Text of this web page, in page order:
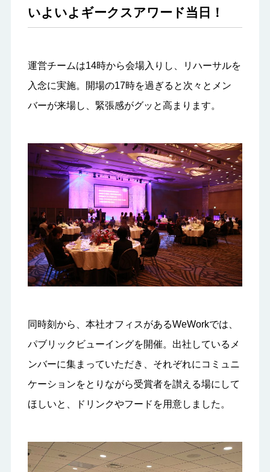
いよいよギークスアワード当日！
運営チームは14時から会場入りし、リハーサルを
入念に実施。開場の17時を過ぎると次々とメン
バーが来場し、緊張感がグッと高まります。
同時刻から、本社オフィスがあるWeWorkでは、
パブリックビューイングを開催。出社しているメ
ンバーに集まっていただき、それぞれにコミュニ
ケーションをとりながら受賞者を讃える場にして
ほしいと、ドリンクやフードを用意しました。